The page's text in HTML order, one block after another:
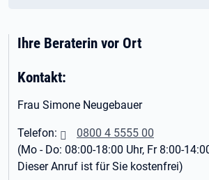
Ihre Beraterin vor Ort
Kontakt:
Frau Simone Neugebauer
Telefon:
0800 4 5555 00
(Mo - Do: 08:00-18:00 Uhr, Fr 8:00-
Dieser Anruf ist für Sie kostenfrei)